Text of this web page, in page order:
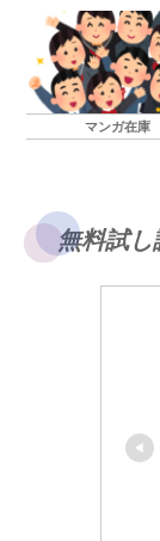
マンガ在庫
無料試